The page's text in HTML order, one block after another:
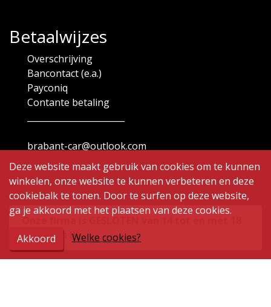
Betaalwijzes
Overschrijving
Bancontact (e.a.)
Payconiq
Contante betaling
brabant-car@outlook.com
Onze firma is GESLOTEN van 14 tot en met 18
augustus !!!
Deze website maakt gebruik van cookies om te kunnen
winkelen, onze website te kunnen verbeteren en deze
cookiebalk te tonen. Door te surfen op deze website,
ga je akkoord met het plaatsen van deze cookies.
Akkoord Welke cookies?